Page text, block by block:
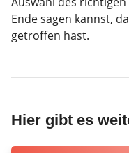
Ende sagen kannst,
getroffen hast.
Hier gibt es